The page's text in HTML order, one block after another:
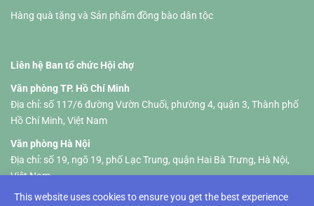
Hàng quà tặng và Sản phẩm đồng bào dân tộc
Liên hệ Ban tổ chức Hội chợ
Văn phòng TP. Hồ Chí Minh
Địa chỉ: số 117/6 đường Vườn Chuối, phường 4, quận 3, Thành phố
Hồ Chí Minh, Việt Nam
Văn phòng Hà Nội
Địa chỉ: số 19, ngõ 19, phố Lạc Trung, quận Hai Bà Trưng, Hà Nội,
Việt Nam
Tel :+84 326 833 237 (HCM) +84 961 535 469 (Hanoi)
This website uses cookies to ensure you get the best experience